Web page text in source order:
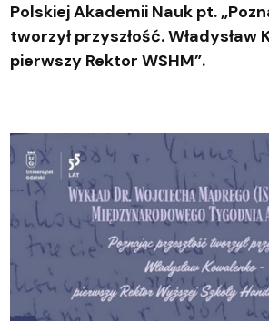
Polskiej Akademii Nauk pt.
tworzył przyszłość. Władysław
pierwszy Rektor WSHM”.